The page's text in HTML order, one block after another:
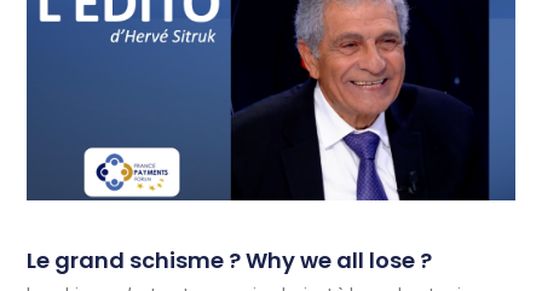
Le grand schisme ? Why we all lose ?